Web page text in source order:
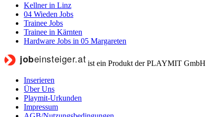
Kellner in Linz
04 Wieden Jobs
Trainee Jobs
Trainee in Kärnten
Hardware Jobs in 05 Margareten
ist ein Produkt der PLAYMIT GmbH
Inserieren
Über Uns
Playmit-Urkunden
Impressum